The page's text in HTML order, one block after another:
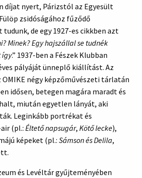
díjat nyert, Párizstól az Egyesült
zsidóságához fűződő
de egy 1927-es cikkben azt
Minek? Egy hajszállal se tudnék
így.” 1937-ben a Fészek Klubban
pályáját ünneplő kiállítást. Az
OMIKE négy képzőművészeti tárlatán
idősen, betegen magára maradt és
miután egyetlen lányát, aki
Leginkább portrékat és
(pl.: Éltető napsugár, Kötő lecke),
képeket (pl.: Sámson és Delila,
és Levéltár gyűjteményében